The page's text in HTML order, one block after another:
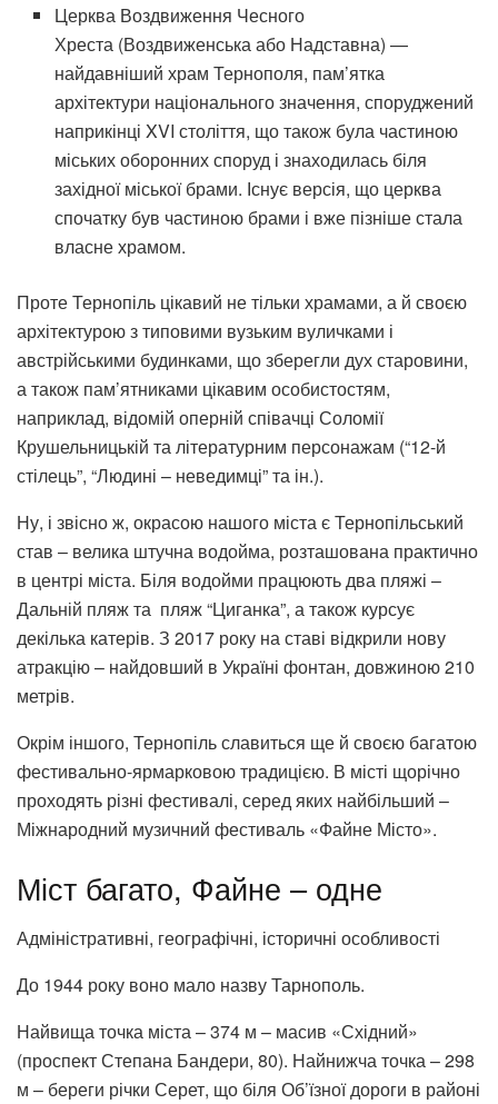
Церква Воздвиження Чесного
Хреста (Воздвиженська або Надставна) —
найдавніший храм Тернополя, пам’ятка
архітектури національного значення, споруджений
наприкінці XVI століття, що також була частиною
міських оборонних споруд і знаходилась біля
західної міської брами. Існує версія, що церква
спочатку був частиною брами і вже пізніше стала
власне храмом.
Проте Тернопіль цікавий не тільки храмами, а й своєю
архітектурою з типовими вузьким вуличками і
австрійськими будинками, що зберегли дух старовини,
а також пам’ятниками цікавим особистостям,
наприклад, відомій оперній співачці Соломії
Крушельницькій та літературним персонажам (“12-й
стілець”, “Людині – неведимці” та ін.).
Ну, і звісно ж, окрасою нашого міста є Тернопільський
став – велика штучна водойма, розташована практично
в центрі міста. Біля водойми працюють два пляжі –
Дальній пляж та пляж “Циганка”, а також курсує
декілька катерів. З 2017 року на ставі відкрили нову
атракцію – найдовший в Україні фонтан, довжиною 210
метрів.
Окрім іншого, Тернопіль славиться ще й своєю багатою
фестивально-ярмарковою традицією. В місті щорічно
проходять різні фестивалі, серед яких найбільший –
Міжнародний музичний фестиваль «Файне Місто».
Міст багато, Файне – одне
Адміністративні, географічні, історичні особливості
До 1944 року воно мало назву Тарнополь.
Найвища точка міста – 374 м – масив «Східний»
(проспект Степана Бандери, 80). Найнижча точка – 298
м – береги річки Серет, що біля Об’їзної дороги в районі